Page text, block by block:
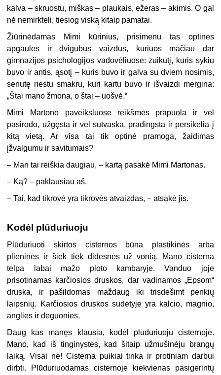
kalva – skruostu, miškas – plaukais, ežeras – akimis. O gal
nė nemirkteli, tiesiog viską kitaip pamatai.
Žiūrinėdamas Mimi kūrinius, prisimenu tas optines
apgaules ir dvigubus vaizdus, kuriuos mačiau dar
gimnazijos psichologijos vadovėliuose: zuikutį, kuris sykiu
buvo ir antis, ąsotį – kuris buvo ir galva su dviem nosimis,
senutę riestu smakru, kuri kartu buvo ir išvaizdi mergina:
„Štai mano žmona, o štai – uošvė.“
Mimi Martono paveiksluose reikšmės prapuola ir vėl
pasirodo, užgęsta ir vėl sutvaska, pradingsta ir persikelia į
kitą vietą. Ar visa tai tik optinė pramoga, žaidimas
įžvalgumu ir savitumais?
– Man tai reiškia daugiau, – kartą pasakė Mimi Martonas.
– Ką? – paklausiau aš.
– Tai, kad tikrovė yra tikrovės atvaizdas, – atsakė jis.
Kodėl plūduriuoju
Plūduriuoti skirtos cisternos būna plastikinės arba
plieninės ir šiek tiek didesnės už vonią. Mano cisterna
telpa labai mažo ploto kambaryje. Vanduo joje
prisotinamas karčiosios druskos, dar vadinamos „Epsom“
druska, ir pašildomas maždaug iki trisdešimt penkių
laipsnių. Karčiosios druskos sudėtyje yra kalcio, magnio,
anglies ir deguonies.
Daug kas manęs klausia, kodėl plūduriuoju cisternoje.
Mano, kad iš tinginystės, kad šitaip užmušinėju brangų
laiką. Visai ne! Cisterna puikiai tinka ir protiniam darbui
dirbti. Plūduriuodamas cisternoje kiekvienas pasigerintų